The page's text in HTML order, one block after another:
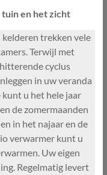
en het zicht
trekken vele
Terwijl met
cyclus
in uw veranda
u het hele jaar
de zomermaanden
in het najaar en de
verwarmer kunt u
Uw eigen
Regelmatig levert